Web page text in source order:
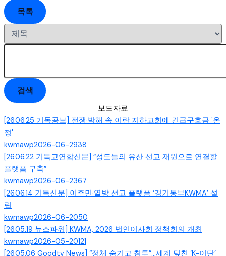
목록
검색
보도자료
[26.06.25 기독공보] 전쟁·박해 속 이란 지하교회에 긴급구호금 '온
정'
kwmawp2026-06-2938
[26.06.22 기독교연합신문] “성도들의 유산 선교 재원으로 연결할
플랫폼 구축”
kwmawp2026-06-2367
[26.06.14 기독신문] 이주민·열방 선교 플랫폼 ‘경기동부KWMA’ 설
립
kwmawp2026-06-2050
[26.05.19 뉴스파워] KWMA, 2026 법인이사회 정책회의 개최
kwmawp2026-05-20121
[26.05.06 Goodtv News] “정체 숨기고 침투”…세계 덮친 ‘K-이단’